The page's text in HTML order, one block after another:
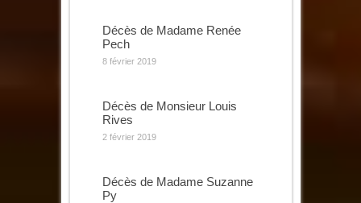
Décès de Madame Renée
Pech
8 février 2019
Décès de Monsieur Louis
Rives
2 février 2019
Décès de Madame Suzanne
Py